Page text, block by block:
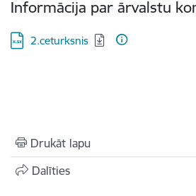
Informācija par ārvalstu
Lejupielādēt:
2.ceturksnis
Drukāt lapu
Dalīties